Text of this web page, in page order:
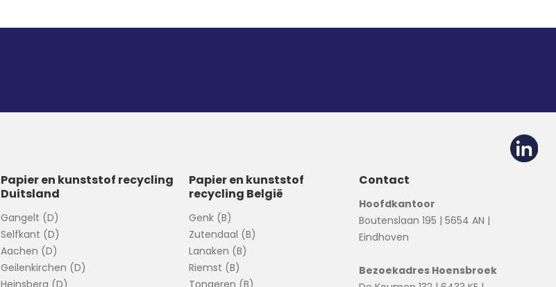
Papier en kunststof recycling
Duitsland
Gangelt (D)
Selfkant (D)
Aachen (D)
Geilenkirchen (D)
Papier en kunststof
recycling België
Genk (B)
Zutendaal (B)
Lanaken (B)
Riemst (B)
Contact
Hoofdkantoor
Boutenslaan 195 | 5654 AN |
Eindhoven
Bezoekadres Hoensbroek